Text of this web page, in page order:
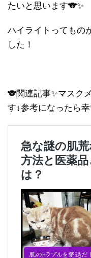
たいと思います🐨✨
ハイライトってもの
した！
🐨関連記事✨マスク
す↓参考になったら